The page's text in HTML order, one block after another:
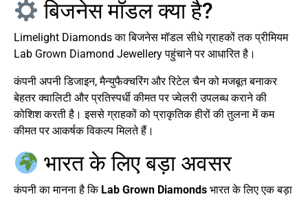
बिजनेस मॉडल क्या है?
Limelight Diamonds का बिजनेस मॉडल सीधे ग्राहकों तक प्रीमियम
Lab Grown Diamond Jewellery पहुंचाने पर आधारित है।
कंपनी अपनी डिजाइन, मैन्युफैक्चरिंग और रिटेल चैन को मजबूत बनाकर
बेहतर क्वालिटी और प्रतिस्पर्धी कीमत पर ज्वेलरी उपलब्ध कराने की
कोशिश करती है। इससे ग्राहकों को प्राकृतिक हीरों की तुलना में कम
कीमत पर आकर्षक विकल्प मिलते हैं।
भारत के लिए बड़ा अवसर
कंपनी का मानना है कि Lab Grown Diamonds भारत के लिए एक बड़ा